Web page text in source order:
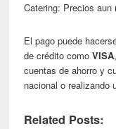
Catering: Precios aun
El pago puede
de crédito comoVISA
cuentas de ahorro y
nacional o realizando
Related Posts: